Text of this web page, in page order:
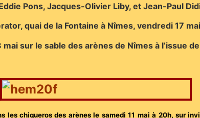
Pons, Jacques-Olivier Liby, et Jean-Paul
quai de la Fontaine à Nîmes, vendredi 17
sur le sable des arènes de Nîmes à l’issue
les chiqueros des arènes le samedi 11 mai à 20h, sur